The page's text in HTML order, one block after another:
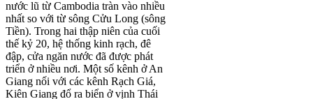
nước lũ từ Cambodia tràn vào nhiều
nhất so với từ sông Cửu Long (sông
Tiền). Trong hai thập niên của cuối
thế kỷ 20, hệ thống kinh rạch, đê
đập, cửa ngăn nước đã được phát
triển ở nhiều nơi. Một số kênh ở An
Giang nối với các kênh Rạch Giá,
Kiên Giang đổ ra biển ở vịnh Thái